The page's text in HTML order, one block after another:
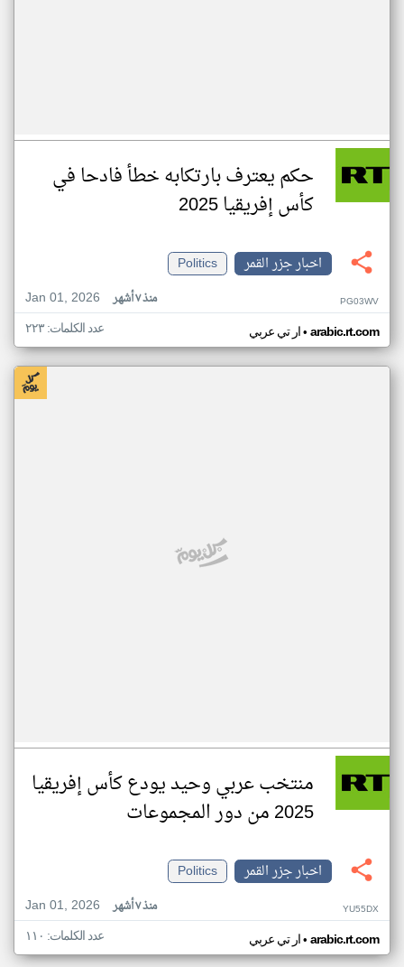
حكم يعترف بارتكابه خطأ فادحا في
كأس إفريقيا 2025
اخبار جزر القمر
Politics
Jan 01, 2026
منذ ٧ أشهر PG03WV
ار تي عربي• arabic.rt.com عدد الكلمات: ٢٢٣
منتخب عربي وحيد يودع كأس إفريقيا
2025 من دور المجموعات
اخبار جزر القمر
Politics
Jan 01, 2026
منذ ٧ أشهر YU55DX
ار تي عربي• arabic.rt.com عدد الكلمات: ١١٠